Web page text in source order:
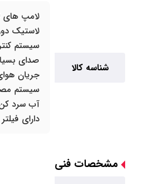
شناسه کالا
لامپ های LED
لاستیک
سیستم
صدای
جریان
سیستم
آب سرد
دارای
مشخصات فنی